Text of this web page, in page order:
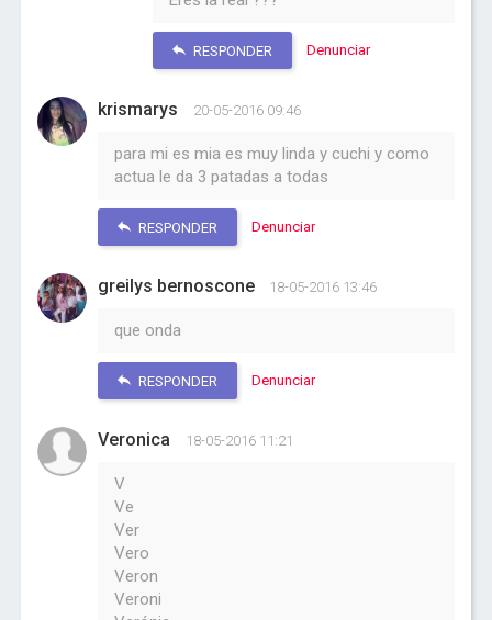
RESPONDER Denunciar
krismarys 20-05-2016 09:46
para mi es mia es muy linda y cuchi y como
actua le da 3 patadas a todas
RESPONDER Denunciar
greilys bernoscone 18-05-2016 13:46
que onda
RESPONDER Denunciar
Veronica 18-05-2016 11:21
V
Ve
Ver
Vero
Veron
Veroni